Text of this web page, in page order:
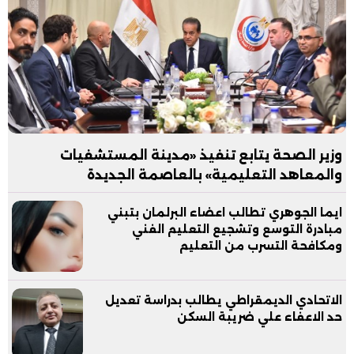
وزير الصحة يتابع تنفيذ «مدينة المستشفيات
والمعاهد التعليمية» بالعاصمة الجديدة
ايما الجوهري تطالب اعضاء البرلمان بتبني
مبادرة التوسع وتشجيع التعليم الفني
ومكافحة التسرب من التعليم
الاتحادي الديمقراطي يطالب بدراسة تعديل
حد الاعفاء علي ضريبة السكن